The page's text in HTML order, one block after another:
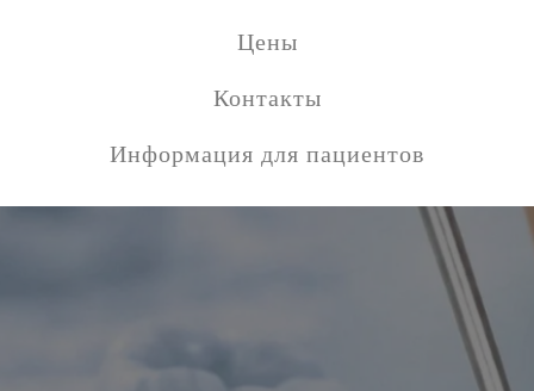
Цены
Контакты
Информация для пациентов